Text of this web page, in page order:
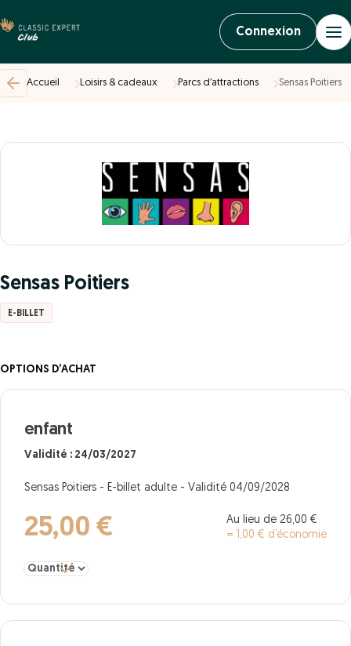
Connexion
Accueil Loisirs & cadeaux Parcs d’attractions Sensas Poitiers
Sensas Poitiers
E-BILLET
OPTIONS D’ACHAT
enfant
Validité : 24/03/2027
Sensas Poitiers - E-billet adulte - Validité 04/09/2028
25,00 €
Au lieu de 26,00 €
= 1,00 € d’économie
Sélectionner la quantité pour enfant